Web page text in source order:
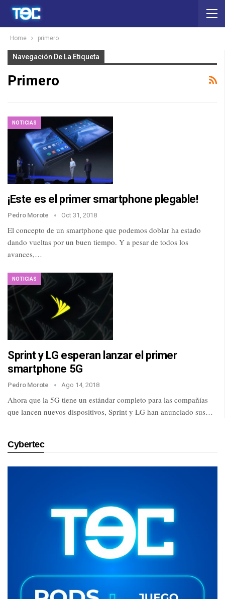
Home primero
Navegación De La Etiqueta
Primero
NOTICIAS
¡Este es el primer smartphone plegable!
Pedro Morote Oct 31, 2018
El concepto de un smartphone que podemos doblar ha estado
dando vueltas por un buen tiempo. Y a pesar de todos los
avances,…
NOTICIAS
Sprint y LG esperan lanzar el primer
smartphone 5G
Pedro Morote Ago 14, 2018
Ahora que la 5G tiene un estándar completo para las compañías
que lancen nuevos dispositivos, Sprint y LG han anunciado sus…
Cybertec